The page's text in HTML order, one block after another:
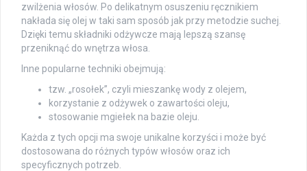
zwilżenia włosów. Po delikatnym osuszeniu ręcznikiem
nakłada się olej w taki sam sposób jak przy metodzie suchej.
Dzięki temu składniki odżywcze mają lepszą szansę
przeniknąć do wnętrza włosa.
Inne popularne techniki obejmują:
tzw. „rosołek”, czyli mieszankę wody z olejem,
korzystanie z odżywek o zawartości oleju,
stosowanie mgiełek na bazie oleju.
Każda z tych opcji ma swoje unikalne korzyści i może być
dostosowana do różnych typów włosów oraz ich
specyficznych potrzeb.